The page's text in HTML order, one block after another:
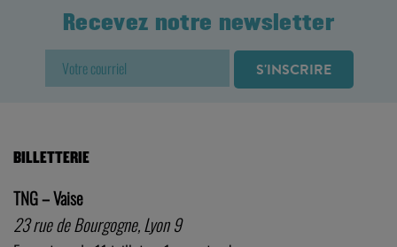
Recevez notre newsletter
BILLETTERIE
TNG – Vaise
23 rue de Bourgogne, Lyon 9